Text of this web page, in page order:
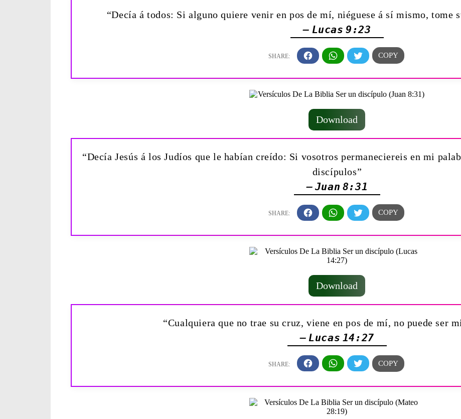
“Decía á todos: Si alguno quiere venir en pos de mí, niéguese á sí mismo, tome
— Lucas 9:23
Download
“Decía Jesús á los Judíos que le habían creído: Si vosotros permaneciereis en mi
discípulos”
— Juan 8:31
Download
“Cualquiera que no trae su cruz, viene en pos de mí, no puede ser
— Lucas 14:27